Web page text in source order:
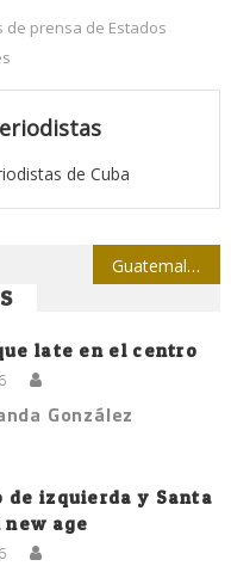
de prensa de Estados
de Cuba
Guatemala y la intromisión reiterada
late en el centro
González
de izquierda y Santa
age